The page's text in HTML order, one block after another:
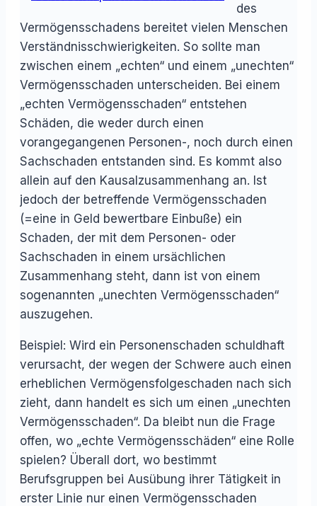
des
Vermögensschadens bereitet vielen Menschen
Verständnisschwierigkeiten. So sollte man
zwischen einem „echten“ und einem „unechten“
Vermögensschaden unterscheiden. Bei einem
„echten Vermögensschaden“ entstehen
Schäden, die weder durch einen
vorangegangenen Personen-, noch durch einen
Sachschaden entstanden sind. Es kommt also
allein auf den Kausalzusammenhang an. Ist
jedoch der betreffende Vermögensschaden
(=eine in Geld bewertbare Einbuße) ein
Schaden, der mit dem Personen- oder
Sachschaden in einem ursächlichen
Zusammenhang steht, dann ist von einem
sogenannten „unechten Vermögensschaden“
auszugehen.
Beispiel: Wird ein Personenschaden schuldhaft
verursacht, der wegen der Schwere auch einen
erheblichen Vermögensfolgeschaden nach sich
zieht, dann handelt es sich um einen „unechten
Vermögensschaden“. Da bleibt nun die Frage
offen, wo „echte Vermögensschäden“ eine Rolle
spielen? Überall dort, wo bestimmt
Berufsgruppen bei Ausübung ihrer Tätigkeit in
erster Linie nur einen Vermögensschaden